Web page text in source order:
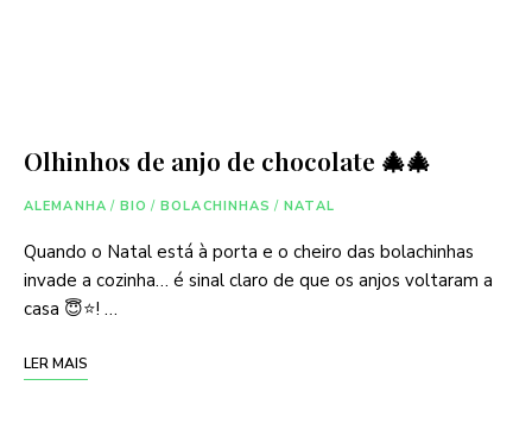
Olhinhos de anjo de chocolate 🎄🎄
ALEMANHA / BIO / BOLACHINHAS / NATAL
Quando o Natal está à porta e o cheiro das bolachinhas
invade a cozinha… é sinal claro de que os anjos voltaram a
casa 😇⭐! …
LER MAIS